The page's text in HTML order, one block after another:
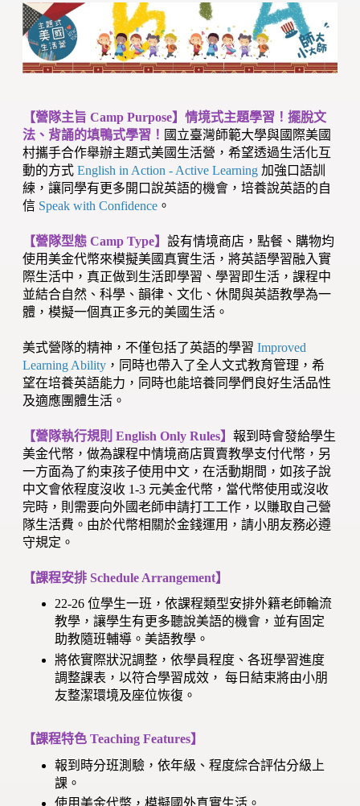
【營隊主旨 Camp Purpose】情境式主題學習！擺脫文
法、背誦的填鴨式學習！ 國立臺灣師範大學與國際美國
村攜手合作舉辦主題式美國生活營，希望透過生活化互
動的方式English in Action - Active Learning 加強口語訓
練，讓同學有更多開口說英語的機會，培養說英語的自
信 Speak with Confidence 。
【營隊型態 Camp Type】設有情境商店，點餐、購物均
使用美金代幣來模擬美國真實生活，將英語學習融入實
際生活中，真正做到生活即學習、學習即生活，課程中
並結合自然、科學、韻律、文化、休閒與英語教學為一
體，模擬一個真正多元的美國生活。
美式營隊的精神，不僅包括了英語的學習Improved
Learning Ability ，同時也帶入了全人文式教育管理，希
望在培養英語能力，同時也能培養同學們良好生活品性
及適應團體生活。
【營隊執行規則 English Only Rules】報到時會發給學生
美金代幣，做為課程中情境商店買賣教學支付代幣，另
一方面為了約束孩子使用中文，在活動期間，如孩子說
中文會依程度沒收 1-3 元美金代幣，當代幣使用或沒收
完時，則需要向外國老師申請打工工作，以賺取自己營
隊生活費。由於代幣相關於金錢運用，請小朋友務必遵
守規定。
【課程安排 Schedule Arrangement】
22-26 位學生一班，依課程類型安排外籍老師輪流
教學，讓學生有更多聽說美語的機會，並有固定
助教隨班輔導。美語教學。
將依實際狀況調整，依學員程度、各班學習進度
調整課表，以符合學習成效，每日結束將由小朋
友整潔環境及座位恢復。
【課程特色 Teaching Features】
報到時分班測驗，依年級、程度綜合評估分級上
課。
使用美金代幣，模擬國外真實生活。